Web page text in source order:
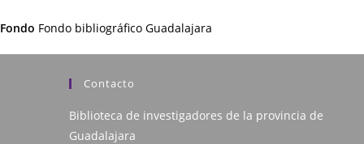
Fondo Fondo bibliográfico Guadalajara
Contacto
Biblioteca de investigadores de la provincia de
Guadalajara